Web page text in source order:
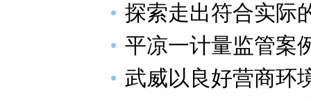
探索走出符合实际
平凉一计量监管案
武威以良好营商环